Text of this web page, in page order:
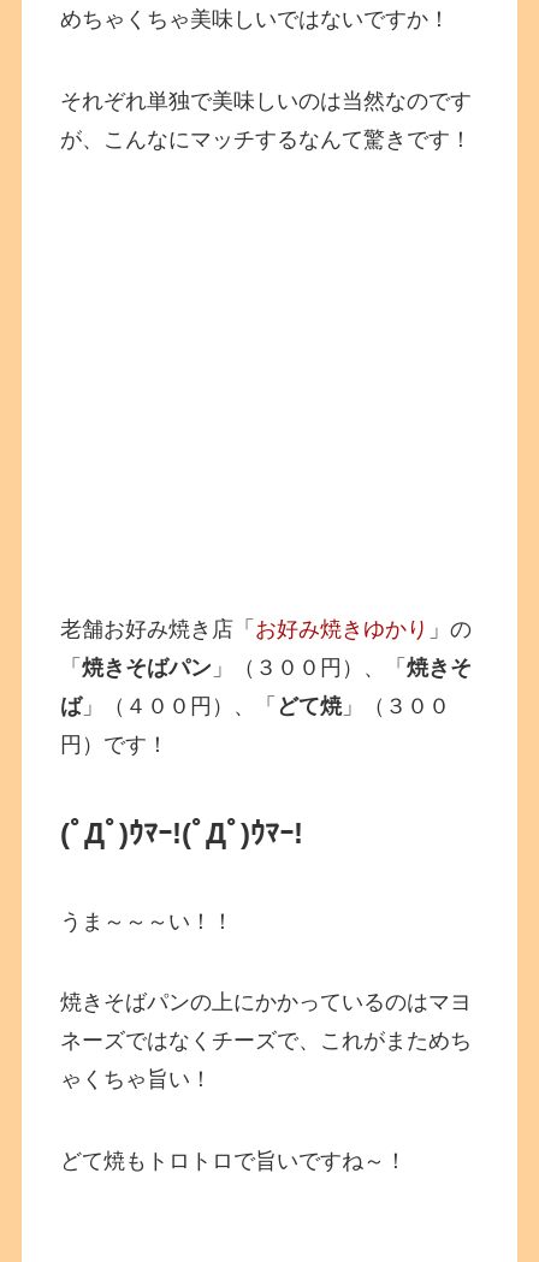
めちゃくちゃ美味しいではないですか！
それぞれ単独で美味しいのは当然なのです
が、こんなにマッチするなんて驚きです！
老舗お好み焼き店「 お好み焼きゆかり 」の
「焼きそばパン 」（３００円）、「焼きそ
ば」（４００円）、「 どて焼 」（３００
円）です！
(ﾟДﾟ)ｳﾏｰ!(ﾟДﾟ)ｳﾏｰ!
うま～～～い！！
焼きそばパンの上にかかっているのはマヨ
ネーズではなくチーズで、これがまためち
ゃくちゃ旨い！
どて焼もトロトロで旨いですね～！